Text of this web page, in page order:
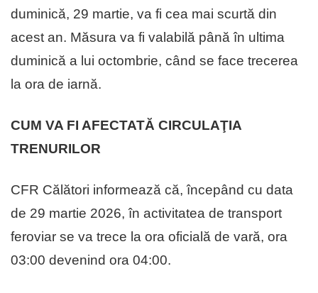
duminică, 29 martie, va fi cea mai scurtă din
acest an. Măsura va fi valabilă până în ultima
duminică a lui octombrie, când se face trecerea
la ora de iarnă.
CUM VA FI AFECTATĂ CIRCULAŢIA
TRENURILOR
CFR Călători informează că, începând cu data
de 29 martie 2026, în activitatea de transport
feroviar se va trece la ora oficială de vară, ora
03:00 devenind ora 04:00.